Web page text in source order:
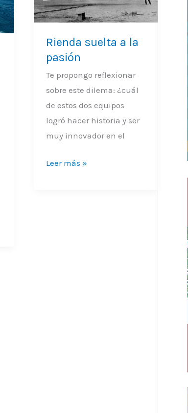
Rienda suelta a la
pasión
Te propongo reflexionar
sobre este dilema: ¿cuál
de estos dos equipos
logró hacer historia y ser
muy innovador en el
suelta
a
pasión
Leer más »